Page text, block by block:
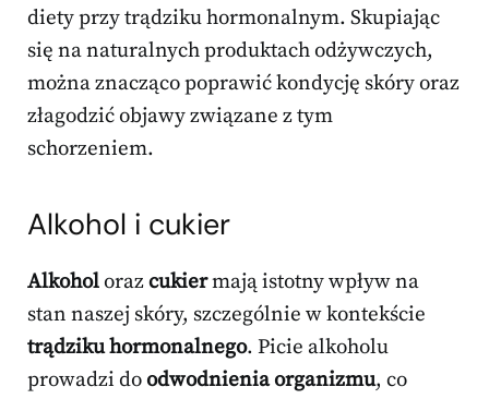
diety przy trądziku hormonalnym. Skupiając
się na naturalnych produktach odżywczych,
można znacząco poprawić kondycję skóry oraz
złagodzić objawy związane z tym
schorzeniem.
Alkohol i cukier
Alkoholorazcukiermają istotny wpływ na
stan naszej skóry, szczególnie w kontekście
trądziku hormonalnego. Picie alkoholu
prowadzi doodwodnienia organizmu, co